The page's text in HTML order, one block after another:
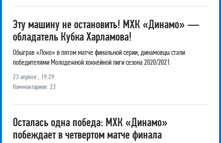
Эту машину не остановить! МХК «Динамо» —
обладатель Кубка Харламова!
Обыграв «Локо» в пятом матче финальной серии, динамовцы стали
победителями Молодежной хоккейной лиги сезона 2020/2021
23 апреля , 19:29
Комментариев: 23
Осталась одна победа: МХК «Динамо»
побеждает в четвертом матче финала